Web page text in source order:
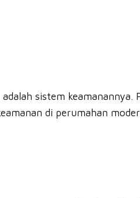
sistem keamanannya.
di perumahan